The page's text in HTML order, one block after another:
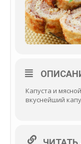
Капуста и
вкуснейший